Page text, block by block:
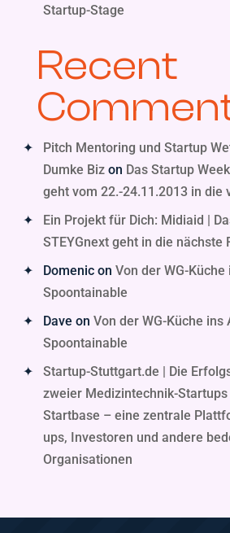
Startup-Stage
Recent
Pitch Mentoring und Startup
Dumke Bizon Das Startup
geht vom 22.-24.11.2013 in die
Ein Projekt für Dich: Midiaid |
STEYGnext geht in die nächste
Domenicon Von der WG-
Spoontainable
Dave on Von der WG-Küche ins
Spoontainable
Startup-Stuttgart.de | Die
zweier Medizintechnik-
Startbase – eine zentrale
ups, Investoren und andere
Organisationen